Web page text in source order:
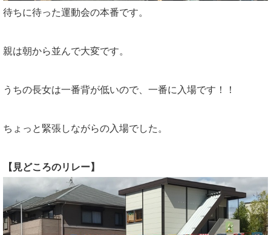
待ちに待った運動会の本番です。
親は朝から並んで大変です。
うちの長女は一番背が低いので、一番に入場です！！
ちょっと緊張しながらの入場でした。
【見どころのリレー】